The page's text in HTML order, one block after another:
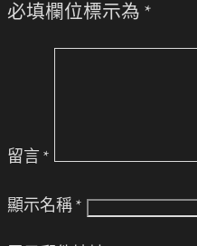
必填欄位標示為 *
留言 *
顯示名稱 *